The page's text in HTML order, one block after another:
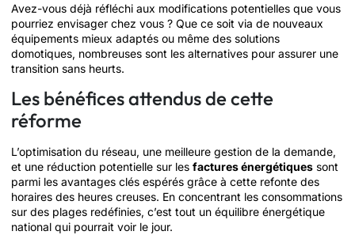
Avez-vous déjà réfléchi aux modifications potentielles que vous
pourriez envisager chez vous ? Que ce soit via de nouveaux
équipements mieux adaptés ou même des solutions
domotiques, nombreuses sont les alternatives pour assurer une
transition sans heurts.
Les bénéfices attendus de cette
réforme
L’optimisation du réseau, une meilleure gestion de la demande,
et une réduction potentielle sur les factures énergétiques sont
parmi les avantages clés espérés grâce à cette refonte des
horaires des heures creuses. En concentrant les consommations
sur des plages redéfinies, c’est tout un équilibre énergétique
national qui pourrait voir le jour.